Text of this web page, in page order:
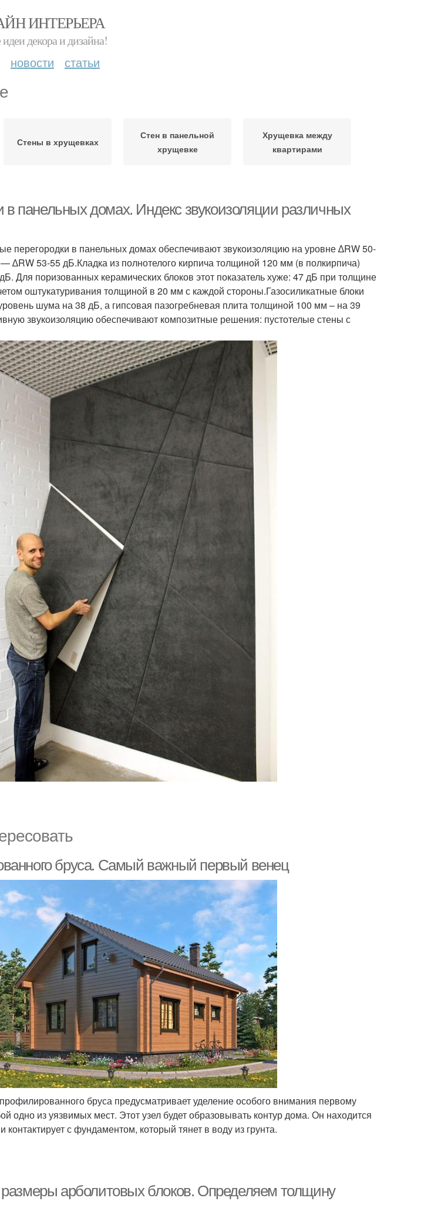
ИНТЕРЬЕРА
декора и дизайна!
новости статьи
Стены в хрущевках
Стен в панельной
хрущевке
Хрущевка между
квартирами
в панельных домах. Индекс звукоизоляции различных
перегородки в панельных домах обеспечивают звукоизоляцию на уровне ∆RW 50-
∆RW 53-55 дБ.Кладка из полнотелого кирпича толщиной 120 мм (в полкирпича)
Для поризованных керамических блоков этот показатель хуже: 47 дБ при толщине
оштукатуривания толщиной в 20 мм с каждой стороны.Газосиликатные блоки
шума на 38 дБ, а гипсовая пазогребневая плита толщиной 100 мм – на 39
звукоизоляцию обеспечивают композитные решения: пустотелые стены с
бруса. Самый важный первый венец
бруса предусматривает уделение особого внимания первому
одно из уязвимых мест. Этот узел будет образовывать контур дома. Он находится
контактирует с фундаментом, который тянет в воду из грунта.
арболитовых блоков. Определяем толщину